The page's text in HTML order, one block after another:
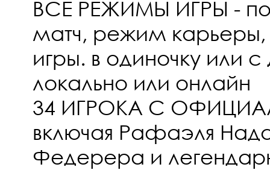
ВСЕ РЕЖИМЫ ИГРЫ -
матч, режим карьеры,
игры. в одиночку или с
локально или онлайн
34 ИГРОКА С
включая Рафаэля
Федерера и